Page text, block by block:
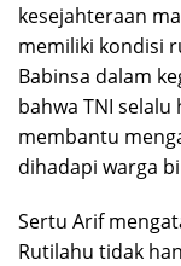
kesejahteraan
memiliki kondisi
Babinsa dalam
bahwa TNI
membantu
dihadapi warga
Sertu Arif
Rutilahu tidak